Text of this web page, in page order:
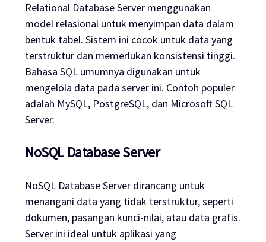
Relational Database Server menggunakan
model relasional untuk menyimpan data dalam
bentuk tabel. Sistem ini cocok untuk data yang
terstruktur dan memerlukan konsistensi tinggi.
Bahasa SQL umumnya digunakan untuk
mengelola data pada server ini. Contoh populer
adalah MySQL, PostgreSQL, dan Microsoft SQL
Server.
NoSQL Database Server
NoSQL Database Server dirancang untuk
menangani data yang tidak terstruktur, seperti
dokumen, pasangan kunci-nilai, atau data grafis.
Server ini ideal untuk aplikasi yang